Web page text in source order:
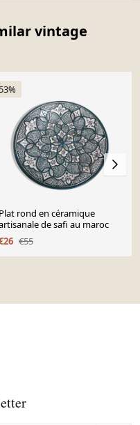
vintage
Plat rond en céramique
de safi au maroc
€55